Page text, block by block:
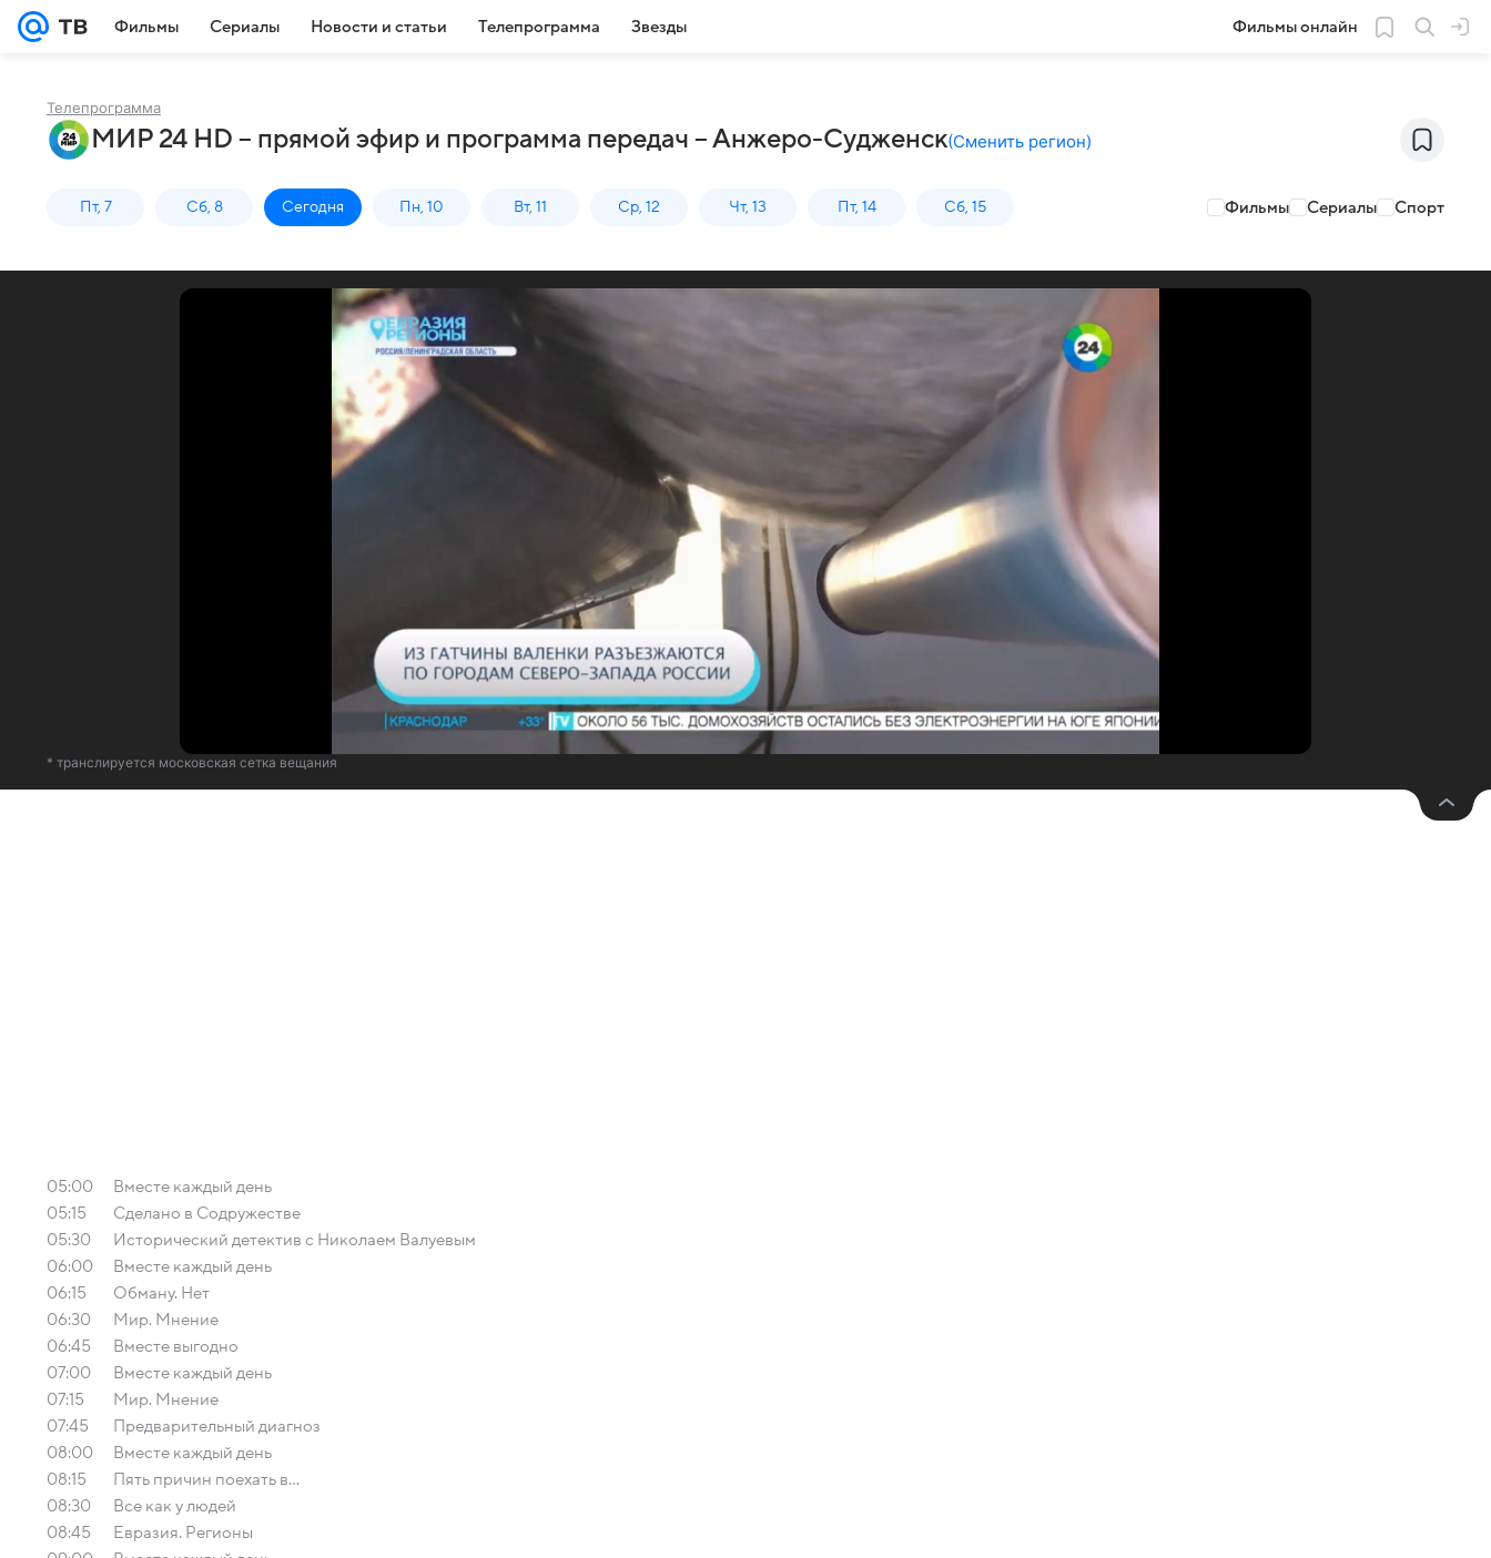
Фильмы Сериалы Новости и статьи Телепрограмма Звезды Фильмы онлайн
Телепрограмма
МИР 24 HD – прямой эфир и программа передач – Анжеро-Судженск(Сменить регион)
Пт, 7 Сб, 8 Сегодня Пн, 10 Вт, 11 Ср, 12 Чт, 13 Пт, 14 Сб, 15 Фильмы Сериалы Спорт
* транслируется московская сетка вещания
05:00
Вместе каждый день
05:15
Сделано в Содружестве
05:30
Исторический детектив с Николаем Валуевым
06:00
Вместе каждый день
06:15
Обману. Нет
06:30
Мир. Мнение
06:45
Вместе выгодно
07:00
Вместе каждый день
07:15
Мир. Мнение
07:45
Предварительный диагноз
08:00
Вместе каждый день
08:15
Пять причин поехать в...
08:30
Все как у людей
08:45
Евразия. Регионы